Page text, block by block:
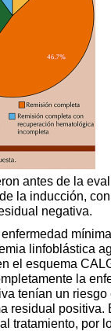
antes de la
la inducción,
negativa.
linfoblástica
el esquema
la
tenían un
residual
tratamiento, por